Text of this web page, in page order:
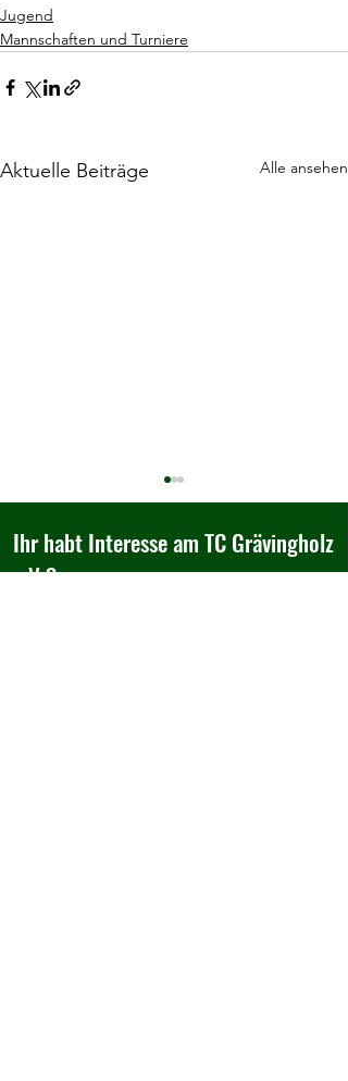
Jugend
Mannschaften und Turniere
Aktuelle Beiträge Alle ansehen
Ihr habt Interesse am TC Grävingholz
e.V.?